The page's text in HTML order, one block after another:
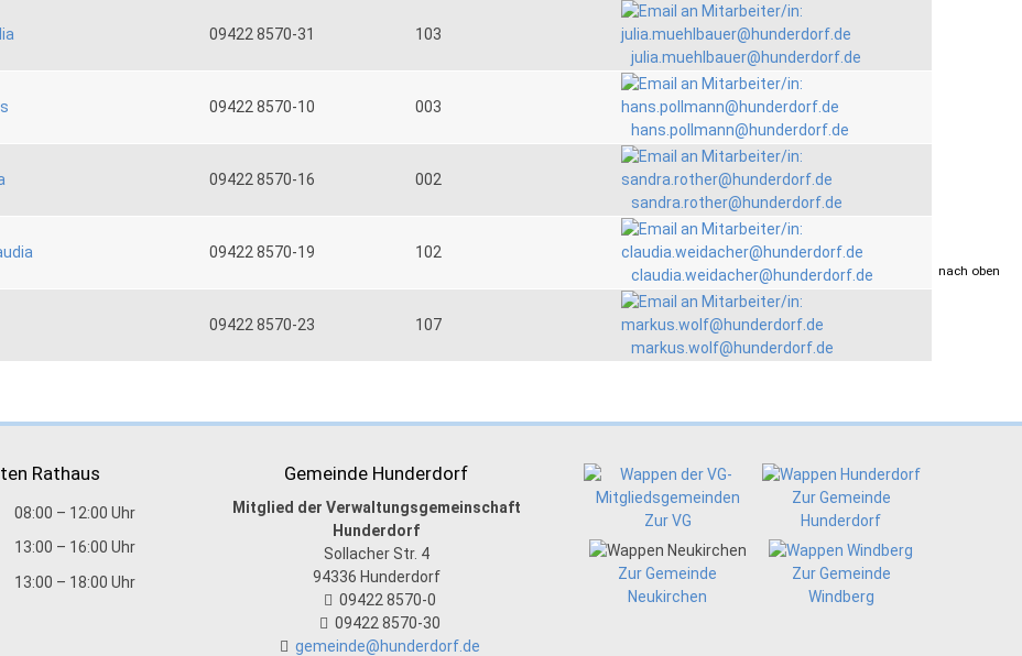
09422 8570-31
103
julia.muehlbauer@hunderdorf.de
09422 8570-10
003
hans.pollmann@hunderdorf.de
09422 8570-16
002
sandra.rother@hunderdorf.de
09422 8570-19
102
claudia.weidacher@hunderdorf.de
09422 8570-23
107
markus.wolf@hunderdorf.de
drucken nach oben
Rathaus
08:00 – 12:00 Uhr
13:00 – 16:00 Uhr
13:00 – 18:00 Uhr
Gemeinde Hunderdorf
Mitglied der Verwaltungsgemeinschaft
Hunderdorf
Sollacher Str. 4
94336 Hunderdorf
09422 8570-0
09422 8570-30
gemeinde@hunderdorf.de
Zur VG
Zur Gemeinde
Hunderdorf
Zur Gemeinde
Neukirchen
Zur Gemeinde
Windberg